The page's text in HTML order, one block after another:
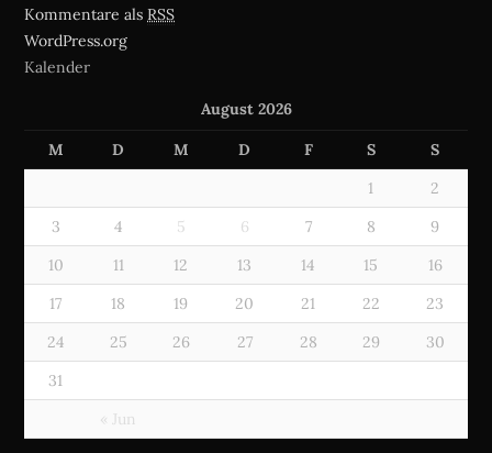
Kommentare als RSS
WordPress.org
Kalender
August 2026
M D M D F S S
« Jun
1
2
3
4 5 6 7 8
9
10
11 12 13 14 15
16
17
18 19 20 21 22
23
24
25 26 27 28 29
30
31